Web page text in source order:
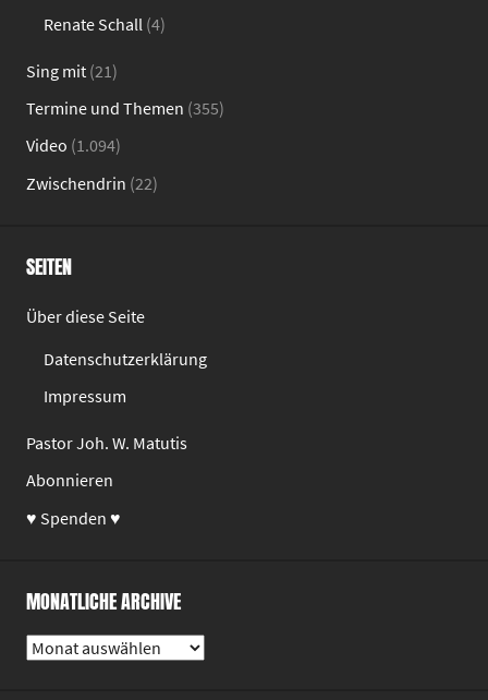
Renate Schall (4)
Sing mit (21)
Termine und Themen (355)
Video (1.094)
Zwischendrin (22)
SEITEN
Über diese Seite
Datenschutzerklärung
Impressum
Pastor Joh. W. Matutis
Abonnieren
♥ Spenden ♥
MONATLICHE ARCHIVE
Monatliche